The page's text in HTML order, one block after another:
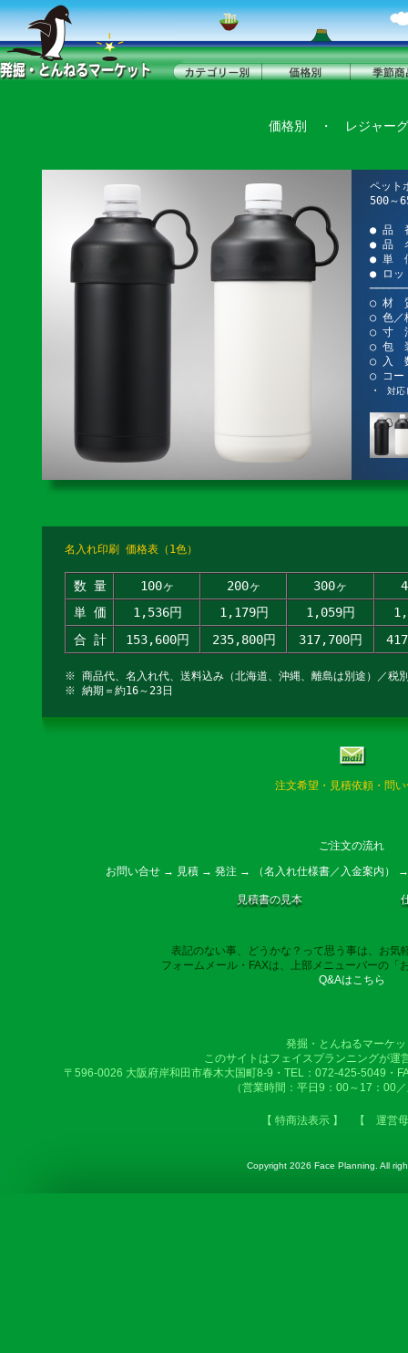
価格別 ・ レジャー
ペット
500～
● 品
● 品
● 単
● ロッ
○ 材
○ 色／
○ 寸
○ 包
○ 入
○ コー
・
対応
名入れ印刷 価格表（1色）
数 量 100ヶ 200ヶ 300ヶ
単 価
1,536円 1,179円 1,059円
合 計
153,600円 235,800円 317,700円
※ 商品代、名入れ代、送料込み（北海道、沖縄、離島は別途）／税
※ 納期＝約16～23日
注文希望・見積依頼・問
ご注文の流れ
お問い合せ → 見積 → 発注 → （名入れ仕様書／入金案内）
見積書の見本
表記のない事、どうかな？って思う事は、お気
フォームメール・FAXは、上部メニューバーの「
Q&Aはこちら
発掘・とんねるマーケ
このサイトはフェイスプランニングが運
〒596-0026 大阪府岸和田市春木大国町8-9・TEL：072-425-5049・
（営業時間：平日9：00～17：00
【 特商法表示 】 【 運営
Copyright 2026 Face Planning. All